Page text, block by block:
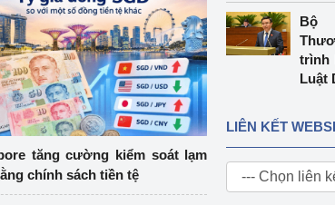
tăng cường kiểm soát lạm
chính sách tiền tệ
Bộ
trình
Luật
LIÊN KẾT